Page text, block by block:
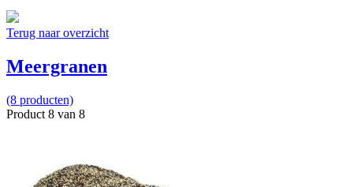
Terug naar overzicht
Meergranen
(8 producten)
Product 8 van 8